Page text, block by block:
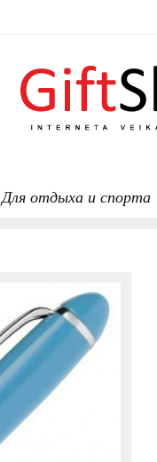
Для отдыха и спорта